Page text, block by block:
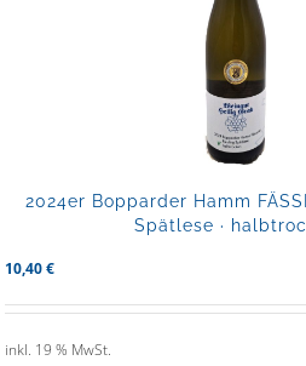
2024er Bopparder Hamm
Spätlese ·
10,40€
inkl. 19 % MwSt.